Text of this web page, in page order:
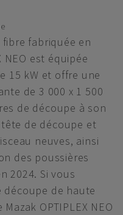
fabriquée en
NEO est équipée
15 kW et offre une
de 3 000 x 1 500
de découpe à son
de découpe et
neuves, ainsi
des poussières
2024. Si vous
découpe de haute
OPTIPLEX NEO